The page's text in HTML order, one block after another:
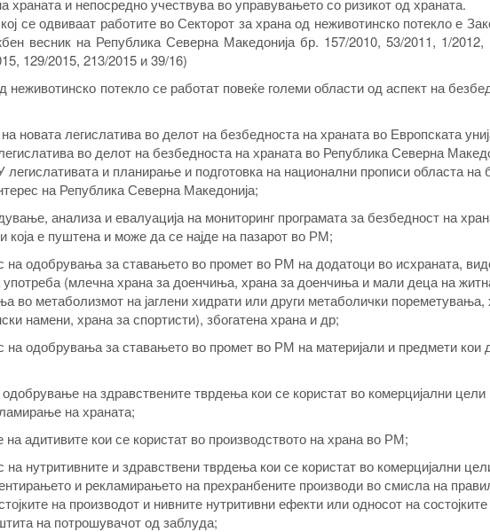
храната и непосредно учествува во управувањето со ризикот од храната.
се одвиваат работите во Секторот за храна од неживотинско потекло е
весник на Република Северна Македонија бр. 157/2010, 53/2011, 1/2012,
129/2015, 213/2015 и 39/16)
неживотинско потекло се работат повеќе големи области од аспект на
новата легислатива во делот на безбедноста на храната во Европската
во делот на безбедноста на храната во Република Северна
легислативата и планирање и подготовка на национални прописи областа на
на Република Северна Македонија;
анализа и евалуација на мониторинг програмата за безбедност на
која е пуштена и може да се најде на пазарот во РМ;
на одобрувања за ставањето во промет во РМ на додатоци во исхраната,
употреба (млечна храна за доенчиња, храна за доенчиња и мали деца на
во метаболизмот на јаглени хидрати или други метаболички пореметувања,
намени, храна за спортисти), збогатена храна и др;
на одобрувања за ставањето во промет во РМ на материјали и предмети кои
на здравствените тврдења кои се користат во комерцијални
на храната;
адитивите кои се користат во производството на храна во РМ;
на нутритивните и здравствени тврдења кои се користат во комерцијални
и рекламирањето на прехранбените производи во смисла на
на производот и нивните нутритивни ефекти или односот на состојките
на потрошувачот од заблуда;